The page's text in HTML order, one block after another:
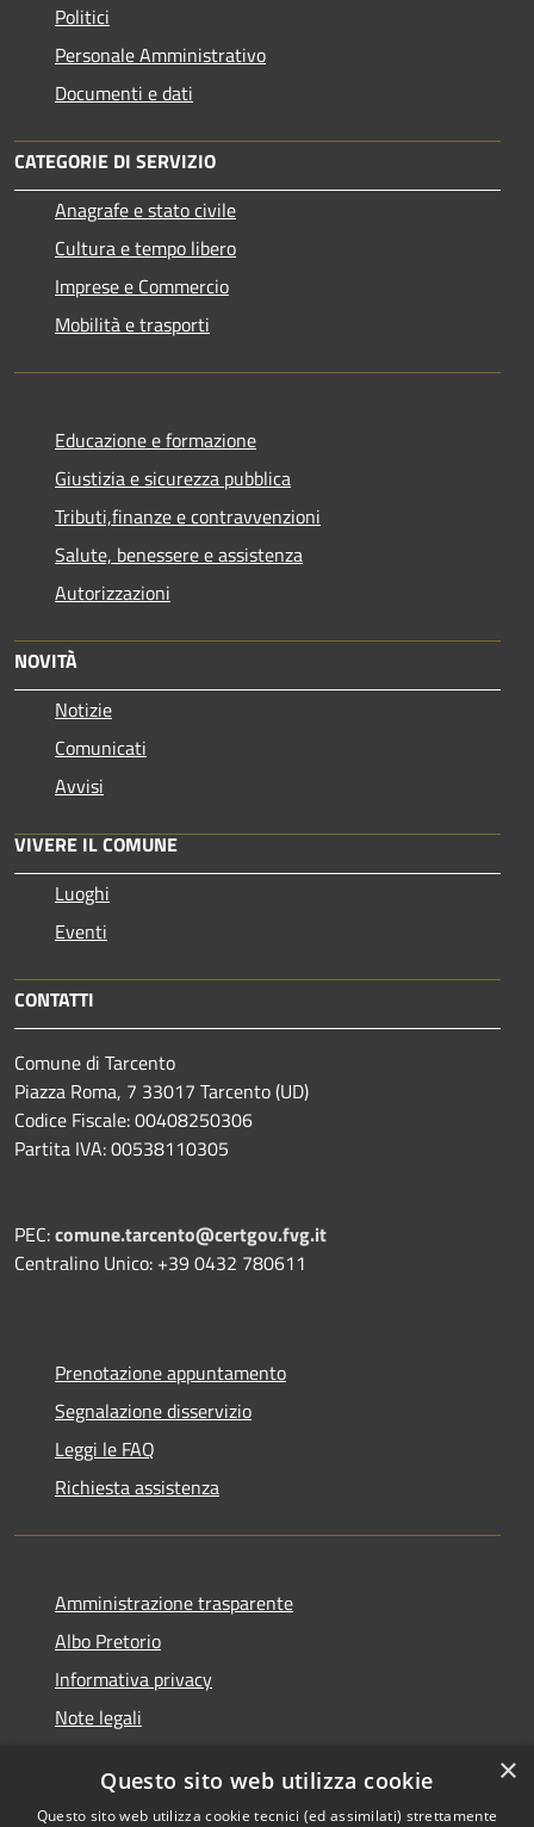
Politici
Personale Amministrativo
Documenti e dati
CATEGORIE DI SERVIZIO
Anagrafe e stato civile
Cultura e tempo libero
Imprese e Commercio
Mobilità e trasporti
Educazione e formazione
Giustizia e sicurezza pubblica
Tributi,finanze e contravvenzioni
Salute, benessere e assistenza
Autorizzazioni
NOVITÀ
Notizie
Comunicati
Avvisi
VIVERE IL COMUNE
Luoghi
Eventi
CONTATTI
Comune di Tarcento
Piazza Roma, 7 33017 Tarcento (UD)
Codice Fiscale: 00408250306
Partita IVA: 00538110305
PEC:comune.tarcento@certgov.fvg.it
Centralino Unico: +39 0432 780611
Prenotazione appuntamento
Segnalazione disservizio
Leggi le FAQ
Richiesta assistenza
Amministrazione trasparente
Albo Pretorio
Informativa privacy
Note legali
Segnalazioni di inaccessibilità
×
Questo sito web utilizza cookie
Questo sito web utilizza cookie tecnici (ed assimilati) strettamente